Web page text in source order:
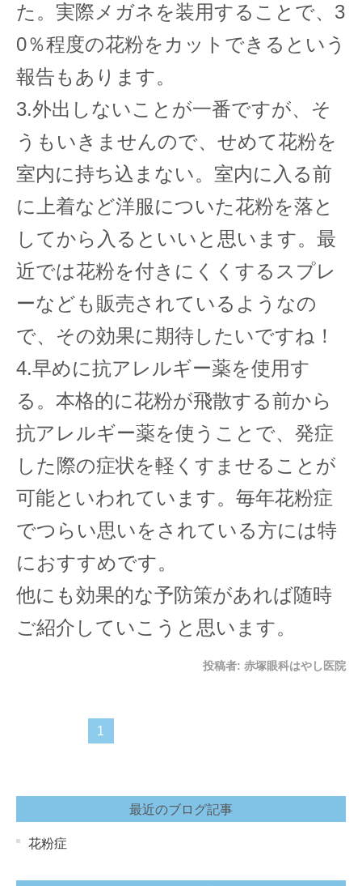
た。実際メガネを装用することで、3
0％程度の花粉をカットできるという
報告もあります。
3.外出しないことが一番ですが、そ
うもいきませんので、せめて花粉を
室内に持ち込まない。室内に入る前
に上着など洋服についた花粉を落と
してから入るといいと思います。最
近では花粉を付きにくくするスプレ
ーなども販売されているようなの
で、その効果に期待したいですね！
4.早めに抗アレルギー薬を使用す
る。本格的に花粉が飛散する前から
抗アレルギー薬を使うことで、発症
した際の症状を軽くすませることが
可能といわれています。毎年花粉症
でつらい思いをされている方には特
におすすめです。
他にも効果的な予防策があれば随時
ご紹介していこうと思います。
投稿者: 赤塚眼科はやし医院
1
最近のブログ記事
花粉症